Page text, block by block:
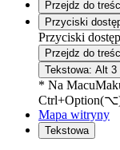
Przejdz do
Przyciski
Przyciski
Przejdz do
Tekstowa: Alt 3
* Na Macu
Mapa witryny
Tekstowa